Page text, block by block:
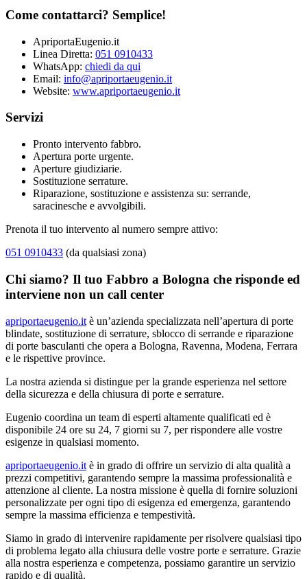
Come contattarci? Semplice!
ApriportaEugenio.it
Linea Diretta: 051 0910433
WhatsApp: chiedi da qui
Email: info@apriportaeugenio.it
Website: www.apriportaeugenio.it
Servizi
Pronto intervento fabbro.
Apertura porte urgente.
Aperture giudiziarie.
Sostituzione serrature.
Riparazione, sostituzione e assistenza su: serrande,
saracinesche e avvolgibili.
Prenota il tuo intervento al numero sempre attivo:
051 0910433 (da qualsiasi zona)
Chi siamo? Il tuo Fabbro a Bologna che risponde ed
interviene non un call center
apriportaeugenio.it è un’azienda specializzata nell’apertura di porte
blindate, sostituzione di serrature, sblocco di serrande e riparazione
di porte basculanti che opera a Bologna, Ravenna, Modena, Ferrara
e le rispettive province.
La nostra azienda si distingue per la grande esperienza nel settore
della sicurezza e della chiusura di porte e serrature.
Eugenio coordina un team di esperti altamente qualificati ed è
disponibile 24 ore su 24, 7 giorni su 7, per rispondere alle vostre
esigenze in qualsiasi momento.
apriportaeugenio.it è in grado di offrire un servizio di alta qualità a
prezzi competitivi, garantendo sempre la massima professionalità e
attenzione al cliente. La nostra missione è quella di fornire soluzioni
personalizzate per ogni tipo di esigenza ed emergenza, garantendo
sempre la massima efficienza e tempestività.
Siamo in grado di intervenire rapidamente per risolvere qualsiasi tipo
di problema legato alla chiusura delle vostre porte e serrature. Grazie
alla nostra esperienza e competenza, possiamo garantire un servizio
rapido e di qualità.